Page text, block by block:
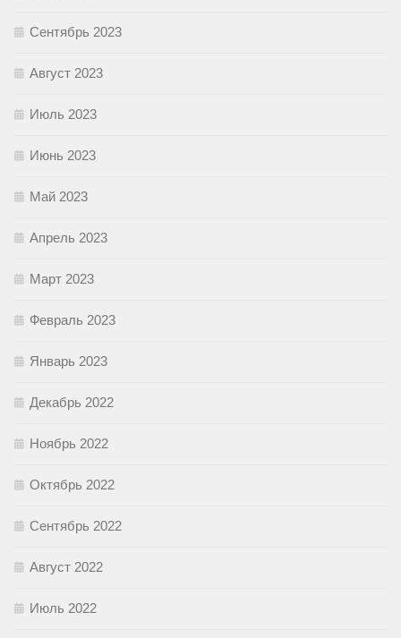
Сентябрь 2023
Август 2023
Июль 2023
Июнь 2023
Май 2023
Апрель 2023
Март 2023
Февраль 2023
Январь 2023
Декабрь 2022
Ноябрь 2022
Октябрь 2022
Сентябрь 2022
Август 2022
Июль 2022